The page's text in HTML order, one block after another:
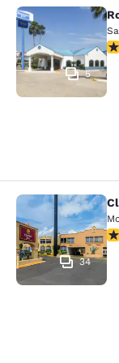
Rodeway
5
Clarion
34